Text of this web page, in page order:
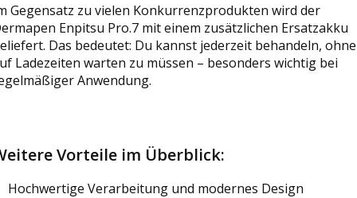
Gegensatz zu vielen Konkurrenzprodukten wird der
Enpitsu Pro.7 mit einem zusätzlichen Ersatzakku
Das bedeutet: Du kannst jederzeit behandeln, ohne
Ladezeiten warten zu müssen – besonders wichtig bei
Anwendung.
Vorteile im Überblick:
Hochwertige Verarbeitung und modernes Design